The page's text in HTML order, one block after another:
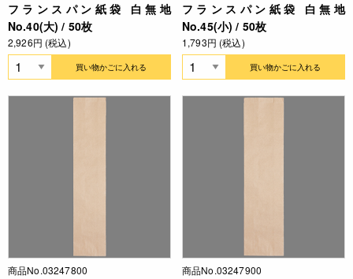
フランスパン紙袋 白無地
No.40(大) / 50枚
2,926円 (税込)
買い物かごに入れる
フランスパン紙袋 白無地
No.45(小) / 50枚
1,793円 (税込)
買い物かごに入れる
商品No.03247800 商品No.03247900